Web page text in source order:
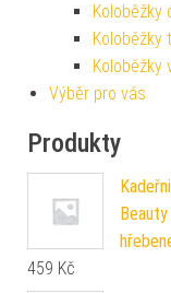
Koloběžky
Koloběžky
Koloběžky
Výběr pro vás
Produkty
459 Kč